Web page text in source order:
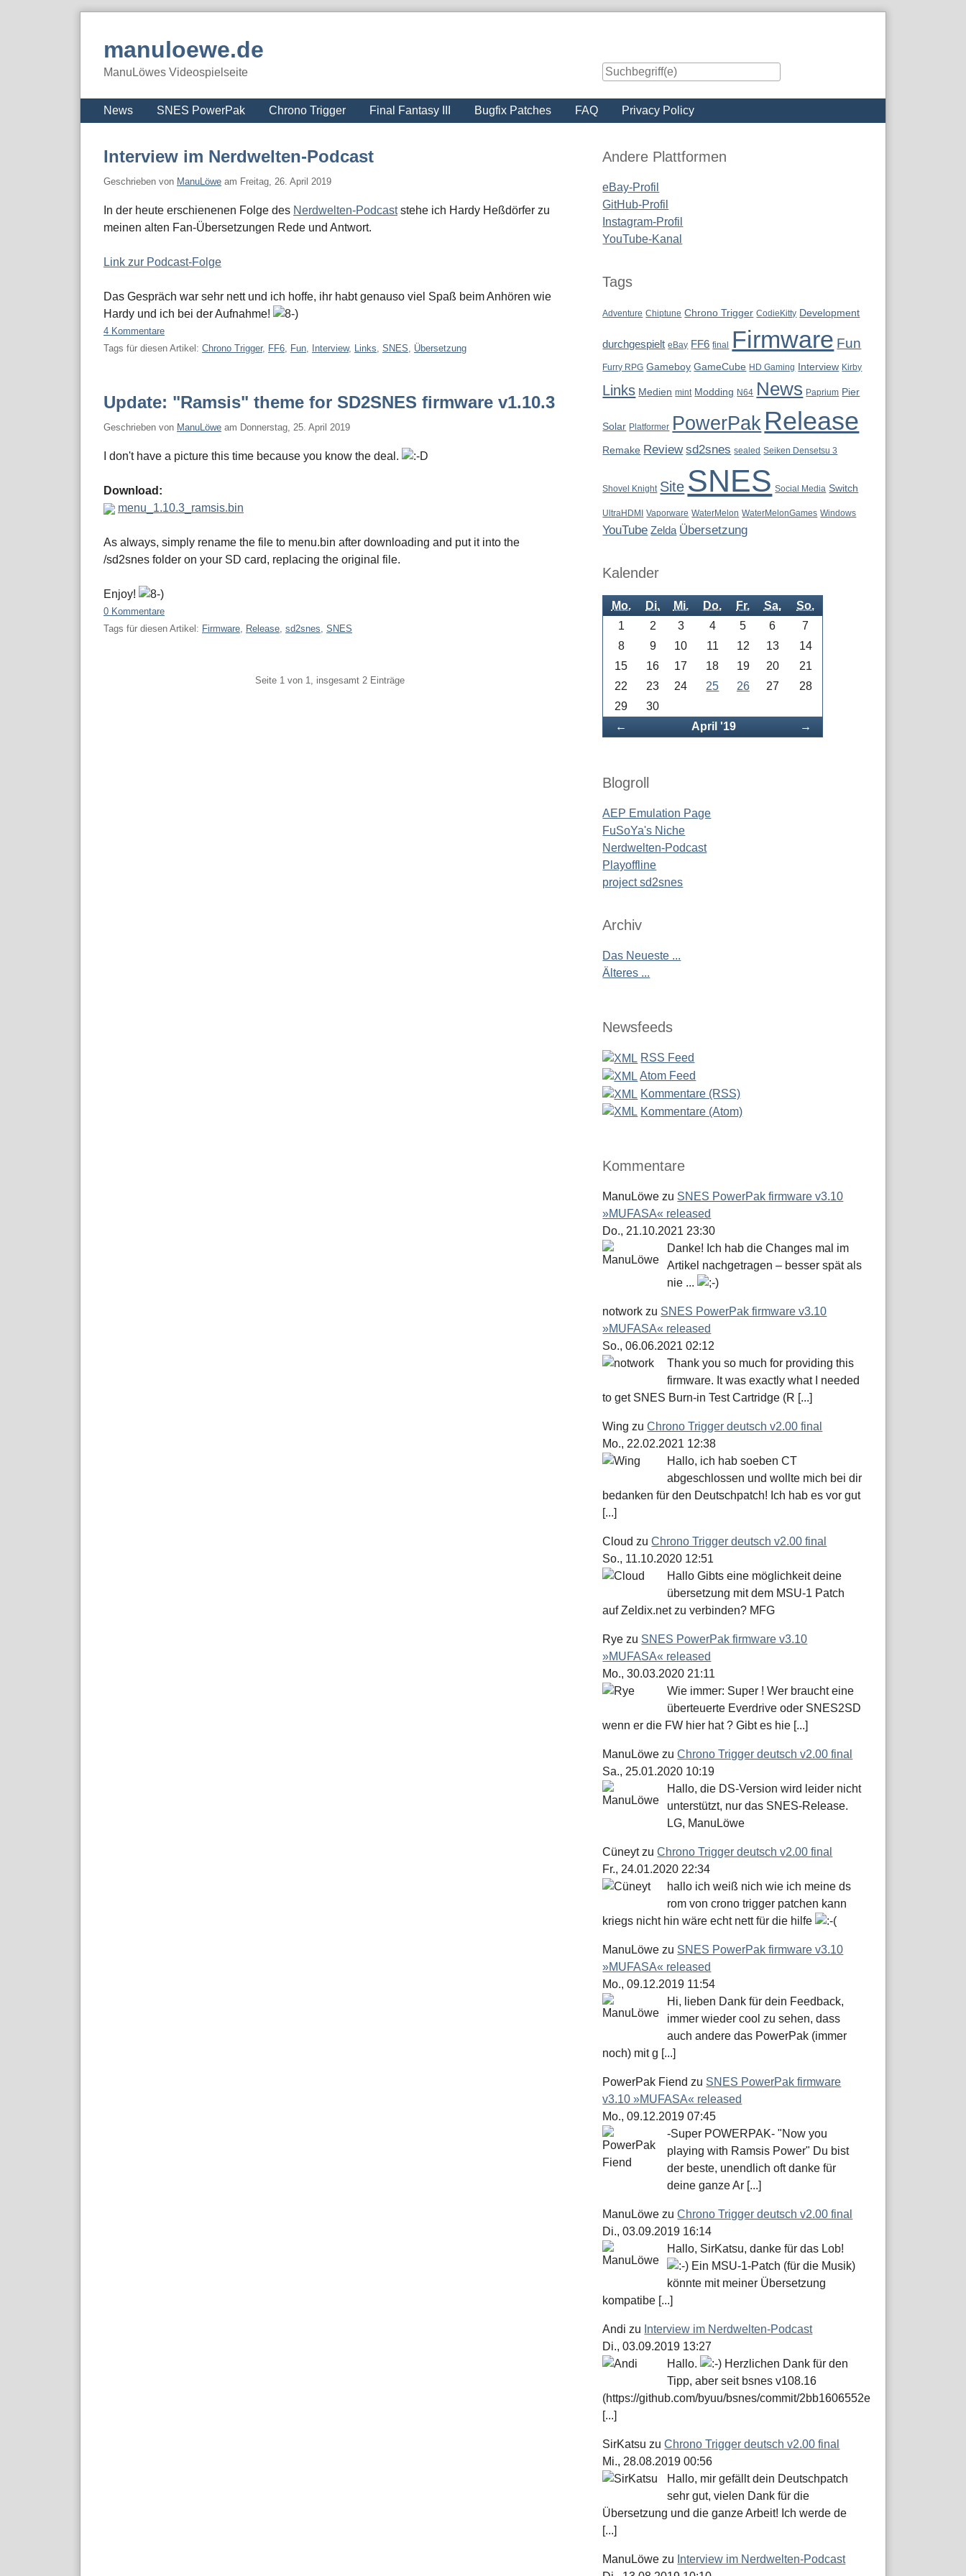
manuloewe.de
ManuLöwes Videospielseite
Navigation
News SNES PowerPak Chrono Trigger Final Fantasy III Bugfix Patches FAQ Privacy Policy
Interview im Nerdwelten-Podcast
Geschrieben von ManuLöwe am Freitag, 26. April 2019
In der heute erschienenen Folge des Nerdwelten-Podcaststehe ich Hardy Heßdörfer zu
meinen alten Fan-Übersetzungen Rede und Antwort.
Link zur Podcast-Folge
Das Gespräch war sehr nett und ich hoffe, ihr habt genauso viel Spaß beim Anhören wie
Hardy und ich bei der Aufnahme!
4 Kommentare
Tags für diesen Artikel: Chrono Trigger, FF6, Fun, Interview, Links, SNES, Übersetzung
Update: "Ramsis" theme for SD2SNES firmware v1.10.3
Geschrieben von ManuLöwe am Donnerstag, 25. April 2019
I don't have a picture this time because you know the deal.
Download:
menu_1.10.3_ramsis.bin
As always, simply rename the file to menu.bin after downloading and put it into the
/sd2snes folder on your SD card, replacing the original file.
Enjoy!
0 Kommentare
Tags für diesen Artikel: Firmware, Release, sd2snes, SNES
Seite 1 von 1, insgesamt 2 Einträge
Seitenleiste
Andere Plattformen
eBay-Profil
GitHub-Profil
Instagram-Profil
YouTube-Kanal
Tags
Adventure Chiptune Chrono Trigger CodieKitty Development
durchgespielt eBay FF6 final Firmware Fun
Furry RPG Gameboy GameCube HD Gaming Interview Kirby
Links Medien mint Modding N64 News Paprium Pier
Solar Platformer PowerPak Release
Remake Review sd2snes sealed Seiken Densetsu 3
Shovel Knight Site SNES Social Media Switch
UltraHDMI Vaporware WaterMelon WaterMelonGames Windows
YouTube Zelda Übersetzung
Kalender
Mo. Di. Mi. Do. Fr. Sa. So.
← April '19 Vorwärts
→
1 2 3 4 5 6
7
8
9 10 11 12 13
14
15
16 17 18 19 20
21
22
23 24 25 26 27
28
29
30
Blogroll
AEP Emulation Page
FuSoYa's Niche
Nerdwelten-Podcast
Playoffline
project sd2snes
Archiv
Das Neueste ...
Älteres ...
Newsfeeds
RSS Feed
Atom Feed
Kommentare (RSS)
Kommentare (Atom)
Kommentare
ManuLöwe zu SNES PowerPak firmware v3.10
»MUFASA« released
Do., 21.10.2021 23:30
Danke! Ich hab die Changes mal im
Artikel nachgetragen – besser spät als
nie ...
notwork zu SNES PowerPak firmware v3.10
»MUFASA« released
So., 06.06.2021 02:12
Thank you so much for providing this
firmware. It was exactly what I needed
to get SNES Burn-in Test Cartridge (R [...]
Wing zuChrono Trigger deutsch v2.00 final
Mo., 22.02.2021 12:38
Hallo, ich hab soeben CT
abgeschlossen und wollte mich bei dir
bedanken für den Deutschpatch! Ich hab es vor gut
[...]
Cloud zuChrono Trigger deutsch v2.00 final
So., 11.10.2020 12:51
Hallo Gibts eine möglichkeit deine
übersetzung mit dem MSU-1 Patch
auf Zeldix.net zu verbinden? MFG
Rye zu SNES PowerPak firmware v3.10
»MUFASA« released
Mo., 30.03.2020 21:11
Wie immer: Super ! Wer braucht eine
überteuerte Everdrive oder SNES2SD
wenn er die FW hier hat ? Gibt es hie [...]
ManuLöwe zuChrono Trigger deutsch v2.00 final
Sa., 25.01.2020 10:19
Hallo, die DS-Version wird leider nicht
unterstützt, nur das SNES-Release.
LG, ManuLöwe
CüneytzuChrono Trigger deutsch v2.00 final
Fr., 24.01.2020 22:34
hallo ich weiß nich wie ich meine ds
rom von crono trigger patchen kann
kriegs nicht hin wäre echt nett für die hilfe
ManuLöwe zu SNES PowerPak firmware v3.10
»MUFASA« released
Mo., 09.12.2019 11:54
Hi, lieben Dank für dein Feedback,
immer wieder cool zu sehen, dass
auch andere das PowerPak (immer
noch) mit g [...]
PowerPak Fiend zu SNES PowerPak firmware
v3.10 »MUFASA« released
Mo., 09.12.2019 07:45
-Super POWERPAK- "Now you
playing with Ramsis Power" Du bist
der beste, unendlich oft danke für
deine ganze Ar [...]
ManuLöwe zuChrono Trigger deutsch v2.00 final
Di., 03.09.2019 16:14
Hallo, SirKatsu, danke für das Lob!
Ein MSU-1-Patch (für die Musik)
könnte mit meiner Übersetzung
kompatibe [...]
Andi zu Interview im Nerdwelten-Podcast
Di., 03.09.2019 13:27
Hallo.
Herzlichen Dank für den
Tipp, aber seit bsnes v108.16
(https://github.com/byuu/bsnes/commit/2bb1606552e
[...]
SirKatsu zuChrono Trigger deutsch v2.00 final
Mi., 28.08.2019 00:56
Hallo, mir gefällt dein Deutschpatch
sehr gut, vielen Dank für die
Übersetzung und die ganze Arbeit! Ich werde de
[...]
ManuLöwe zu Interview im Nerdwelten-Podcast